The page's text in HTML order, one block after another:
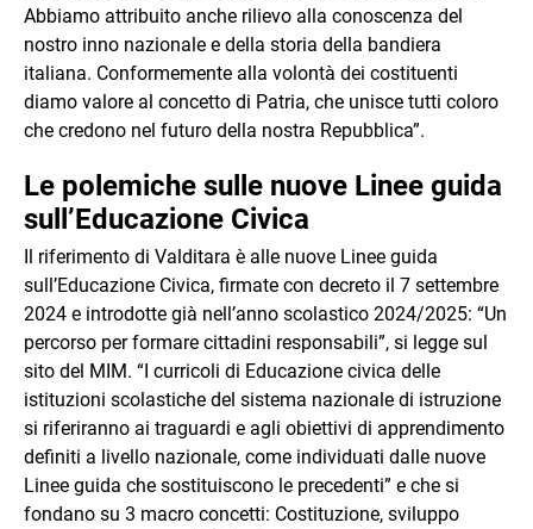
Abbiamo attribuito anche rilievo alla conoscenza del
nostro inno nazionale e della storia della bandiera
italiana. Conformemente alla volontà dei costituenti
diamo valore al concetto di Patria, che unisce tutti coloro
che credono nel futuro della nostra Repubblica”.
Le polemiche sulle nuove Linee guida
sull’Educazione Civica
Il riferimento di Valditara è alle nuove Linee guida
sull’Educazione Civica, firmate con decreto il 7 settembre
2024 e introdotte già nell’anno scolastico 2024/2025: “Un
percorso per formare cittadini responsabili”, si legge sul
sito del MIM. “I curricoli di Educazione civica delle
istituzioni scolastiche del sistema nazionale di istruzione
si riferiranno ai traguardi e agli obiettivi di apprendimento
definiti a livello nazionale, come individuati dalle nuove
Linee guida che sostituiscono le precedenti” e che si
fondano su 3 macro concetti: Costituzione, sviluppo